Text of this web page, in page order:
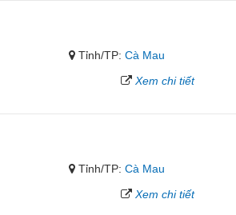
Tỉnh/TP:Cà Mau
Xem chi tiết
Tỉnh/TP:Cà Mau
Xem chi tiết